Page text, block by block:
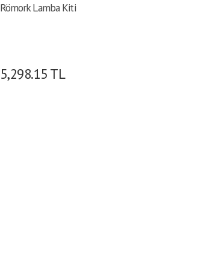
Römork Lamba Kiti
5,298.15 TL